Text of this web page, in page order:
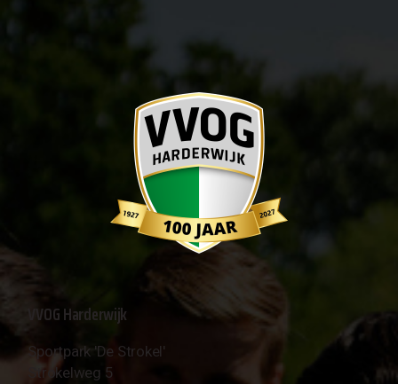
VVOG Harderwijk
Sportpark 'De Strokel'
Strokelweg 5